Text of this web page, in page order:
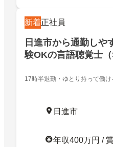
新着正社員
日進市から通勤しや
験OKの言語聴覚士（
17時半退勤・ゆとり持って働
日進市
年収400万円 /